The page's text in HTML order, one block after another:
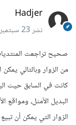
Hadjer
نشر23 سبتمبر 2015
صحيح تراجعت
من الزوار وبالتالي يمكن
كانت في السابق حيث
البديل الأمثل، ومواقع
الزوار التي يمكن أن تبيع